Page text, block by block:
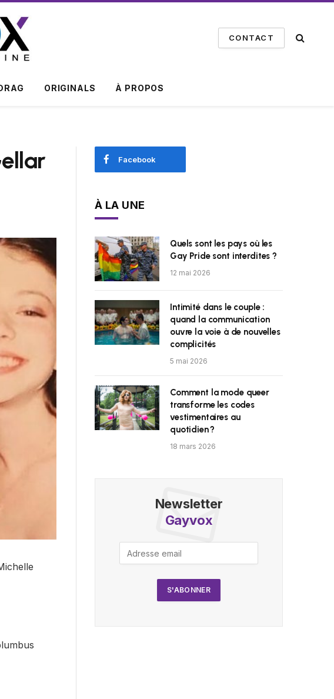
CONTACT
ORIGINALS À PROPOS
Facebook
À LA UNE
Quels sont les pays où les
Gay Pride sont interdites ?
12 mai 2026
Intimité dans le couple :
quand la communication
ouvre la voie à de nouvelles
complicités
5 mai 2026
Comment la mode queer
transforme les codes
vestimentaires au
quotidien ?
18 mars 2026
Newsletter
Gayvox